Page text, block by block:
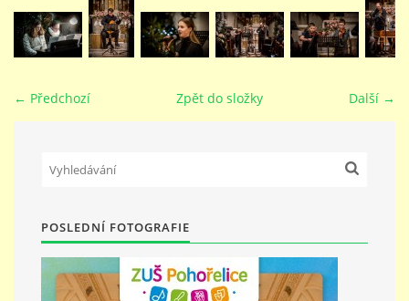
KURZY
PŘÍMĚSTSKÝ TÁBOR
MISS VÝTVARNÝ MODEL
ZAMĚSTNÁNÍ
DOTACE
← Předchozí Další →
Zpět do složky
POSLEDNÍ FOTOGRAFIE